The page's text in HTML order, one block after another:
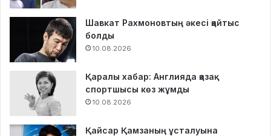
Шавкат Рахмоновтың әкесі қайтыс
болды
10.08.2026
Қаралы хабар: Англияда қазақ
спортшысы көз жұмды
10.08.2026
Қайсар Қамзаның ұсталуына